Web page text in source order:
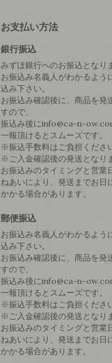
お支払い方法
銀行振込
みずほ銀行へのお振込となり
お振込み名義人がわかるよう
込み下さい。
お振込み確認後に、商品を発
すので、
振込み後にinfo@ca-n-
一報頂けるとスムーズです。
※振込手数料はご負担くださ
※ご入金確認後の発送となり
お振込みのタイミングと営業
ねあいにより、発送までお日
かかる場合があります。
郵便振込
お振込み名義人がわかるよう
込み下さい。
お振込み確認後に、商品を発
すので、
振込み後にinfo@ca-n-
一報頂けるとスムーズです。
※振込手数料はご負担くださ
※ご入金確認後の発送となり
お振込みのタイミングと営業
ねあいにより、発送までお日
かかる場合があります。